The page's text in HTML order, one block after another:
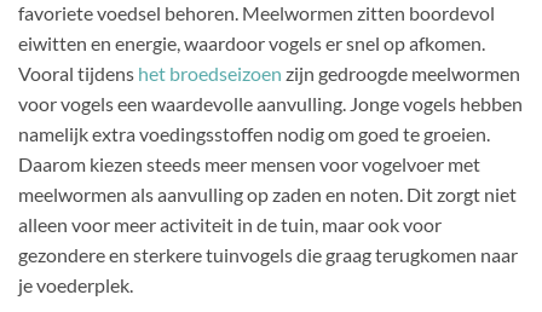
favoriete voedsel behoren. Meelwormen zitten boordevol
eiwitten en energie, waardoor vogels er snel op afkomen.
Vooral tijdens het broedseizoen zijn gedroogde meelwormen
voor vogels een waardevolle aanvulling. Jonge vogels hebben
namelijk extra voedingsstoffen nodig om goed te groeien.
Daarom kiezen steeds meer mensen voor vogelvoer met
meelwormen als aanvulling op zaden en noten. Dit zorgt niet
alleen voor meer activiteit in de tuin, maar ook voor
gezondere en sterkere tuinvogels die graag terugkomen naar
je voederplek.